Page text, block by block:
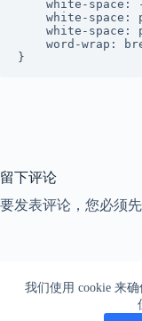
我们使用 cookie 来
white-space:
white-space:
white-space:
word-wrap:
留下评论
要发表评论，您必须先
版权所有 © 2026 -